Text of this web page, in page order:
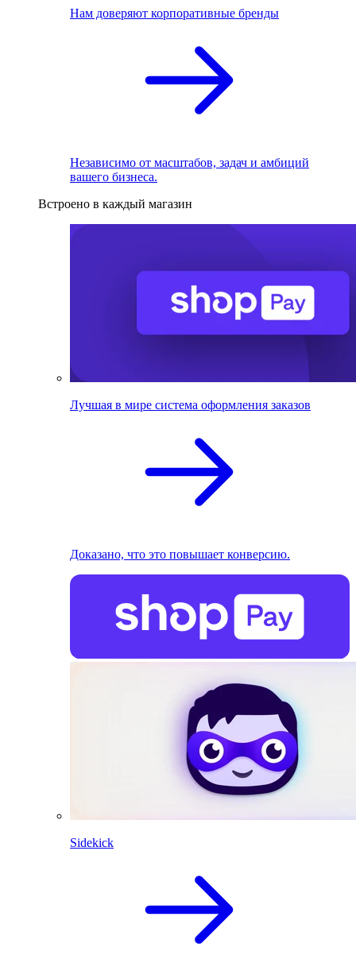
Нам доверяют корпоративные бренды
Независимо от масштабов, задач и амбиций
вашего бизнеса.
Встроено в каждый магазин
Лучшая в мире система оформления заказов
Доказано, что это повышает конверсию.
Sidekick